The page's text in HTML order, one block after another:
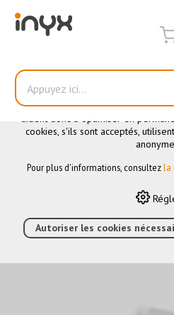
Advance +
AUTOMATION DES
POUSSOIR 6 TOUCHES BLANC
CE SITE UTILISE
Nous utilisons différents cookies
sont nécessaires au bon
permettent d'accéder à davantage
encore nous aident à mieux
aident donc à optimiser en
cookies, s'ils sont acceptés,
Pour plus d'informations, consultezla
Autoriser les cookies